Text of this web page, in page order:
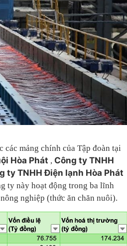
các mảng chính của Tập đoàn tại
Hòa Phát , Công ty TNHH
ty TNHH Điện lạnh Hòa Phát
ty này hoạt động trong ba lĩnh
nghiệp (thức ăn chăn nuôi).